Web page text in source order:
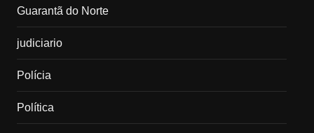
Guarantã do Norte
judiciario
Polícia
Política